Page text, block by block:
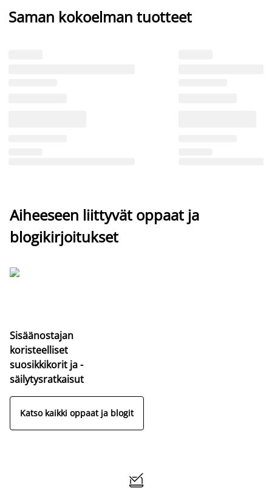
Saman kokoelman tuotteet
Aiheeseen liittyvät oppaat ja
blogikirjoitukset
Sisäänostajan
koristeelliset
suosikkikorit ja -
säilytysratkaisut
Katso kaikki oppaat ja blogit
